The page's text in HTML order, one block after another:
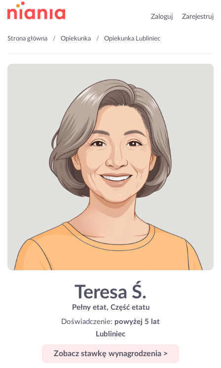
Zaloguj Zarejestruj
Strona główna Opiekunka Opiekunka Lubliniec
Teresa Ś.
Pełny etat, Część etatu
Doświadczenie: powyżej 5 lat
Lubliniec
Zobacz stawkę wynagrodzenia >